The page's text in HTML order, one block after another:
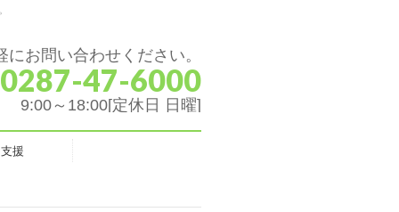
にお問い合わせください。
47-6000
9:00～18:00[定休日 日曜]
援